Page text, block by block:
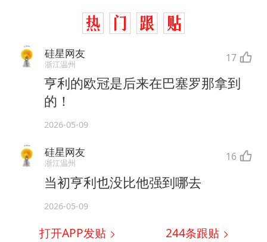
硅星网友
浙江温州 17
亨利的欧冠是后来在巴塞罗那拿到
的！
2026-05-09
硅星网友
浙江温州 16
当初亨利也没比他强到哪去
2026-05-09
打开APP发贴 244条跟贴